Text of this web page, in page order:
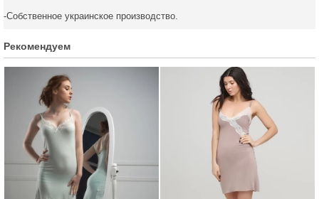
-Собственное украинское производство.
Рекомендуем